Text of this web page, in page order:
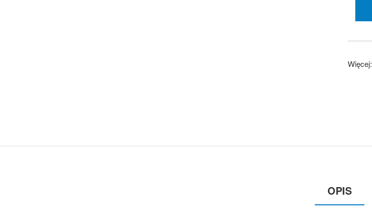
Więcej:
OPIS